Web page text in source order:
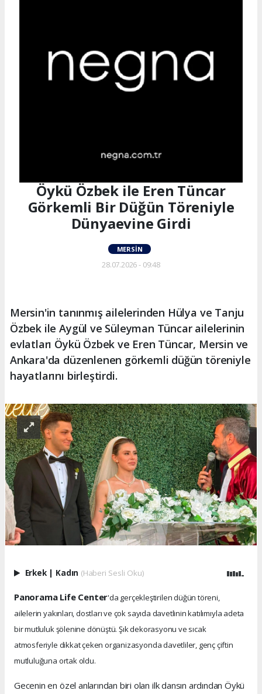
Öykü Özbek ile Eren Tüncar
Görkemli Bir Düğün Töreniyle
Dünyaevine Girdi
MERSIN
28.07.2026 - 09:48
Mersin'in tanınmış ailelerinden Hülya ve Tanju
Özbek ile Aygül ve Süleyman Tüncar ailelerinin
evlatları Öykü Özbek ve Eren Tüncar, Mersin ve
Ankara'da düzenlenen görkemli düğün töreniyle
hayatlarını birleştirdi.
Erkek | Kadın (Haberi Sesli Oku)
Panorama Life Center'da gerçekleştirilen düğün töreni,
ailelerin yakınları, dostları ve çok sayıda davetlinin katılımıyla adeta
bir mutluluk şölenine dönüştü. Şık dekorasyonu ve sıcak
atmosferiyle dikkat çeken organizasyonda davetliler, genç çiftin
mutluluğuna ortak oldu.
Gecenin en özel anlarından biri olan ilk dansın ardından Öykü